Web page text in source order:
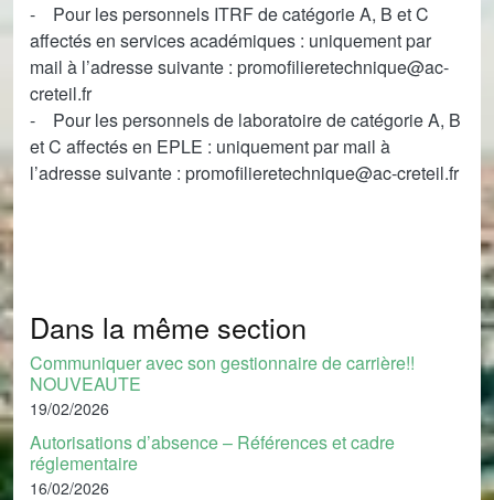
- Pour les personnels ITRF de catégorie A, B et C
affectés en services académiques : uniquement par
mail à l’adresse suivante : promofilieretechnique@ac-
creteil.fr
- Pour les personnels de laboratoire de catégorie A, B
et C affectés en EPLE : uniquement par mail à
l’adresse suivante : promofilieretechnique@ac-creteil.fr
Dans la même section
Communiquer avec son gestionnaire de carrière!!
NOUVEAUTE
19/02/2026
Autorisations d’absence – Références et cadre
réglementaire
16/02/2026